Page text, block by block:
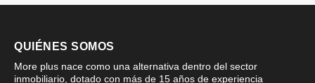
QUIÉNES SOMOS
More plus nace como una alternativa dentro del sector
inmobiliario, dotado con más de 15 años de experiencia